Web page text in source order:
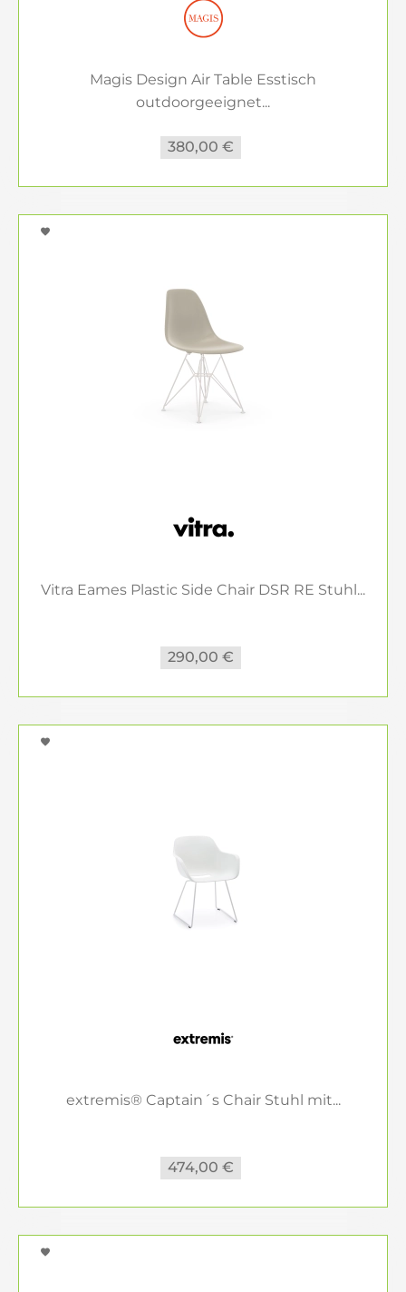
Magis Design Air Table Esstisch
outdoorgeeignet...
380,00 €
Vitra Eames Plastic Side Chair DSR RE Stuhl...
290,00 €
extremis® Captain´s Chair Stuhl mit...
474,00 €